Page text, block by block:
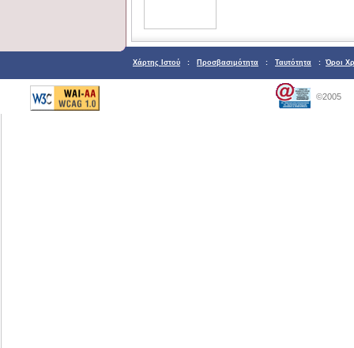
Χάρτης Ιστού : Προσβασιμότητα : Ταυτότητα : Όροι
©2005